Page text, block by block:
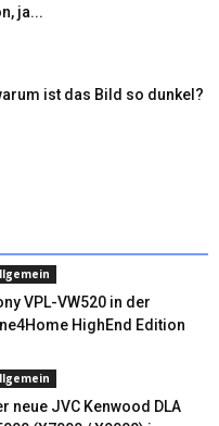
ja...
ist das Bild so dunkel?
VPL-VW520 in der
HighEnd Edition
neue JVC Kenwood DLA